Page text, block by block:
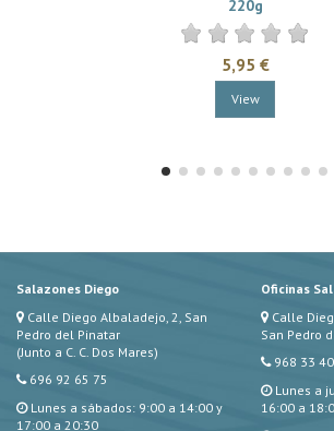
220g
5,95 €
View
Salazones Diego
Calle Diego Albaladejo, 2, San
Pedro del Pinatar
(Junto a C. C. Dos Mares)
696 92 65 75
Lunes a sábados: 9:00 a 14:00 y
17:00 a 20:30
Oficinas
Calle
San Pedro
968 33
Lunes a
16:00 a